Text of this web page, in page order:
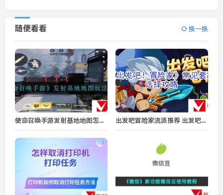
随便看看 换一换
使命召唤手游发射基地地图怎么玩-发射基地地图玩法攻略 出发吧冒险家流派推荐 出发吧冒险家常见套路选择攻略